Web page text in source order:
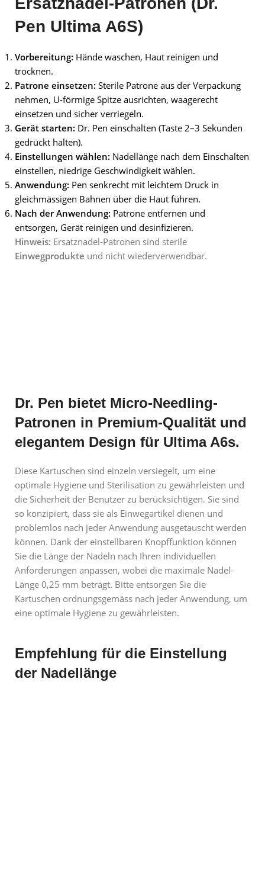
Pen Ultima A6S)
Vorbereitung: Hände waschen, Haut reinigen und
trocknen.
Patrone einsetzen: Sterile Patrone aus der Verpackung
nehmen, U-förmige Spitze ausrichten, waagerecht
einsetzen und sicher verriegeln.
Gerät starten: Dr. Pen einschalten (Taste 2–3 Sekunden
gedrückt halten).
Einstellungen wählen: Nadellänge nach dem Einschalten
einstellen, niedrige Geschwindigkeit wählen.
Anwendung: Pen senkrecht mit leichtem Druck in
gleichmässigen Bahnen über die Haut führen.
Nach der Anwendung: Patrone entfernen und
entsorgen, Gerät reinigen und desinfizieren.
Hinweis: Ersatznadel-Patronen sind sterile
Einwegprodukte und nicht wiederverwendbar.
Dr. Pen bietet Micro-Needling-
Patronen in Premium-Qualität und
elegantem Design für Ultima A6s.
Diese Kartuschen sind einzeln versiegelt, um eine
optimale Hygiene und Sterilisation zu gewährleisten und
die Sicherheit der Benutzer zu berücksichtigen. Sie sind
so konzipiert, dass sie als Einwegartikel dienen und
problemlos nach jeder Anwendung ausgetauscht werden
können. Dank der einstellbaren Knopffunktion können
Sie die Länge der Nadeln nach Ihren individuellen
Anforderungen anpassen, wobei die maximale Nadel-
Länge 0,25 mm beträgt. Bitte entsorgen Sie die
Kartuschen ordnungsgemäss nach jeder Anwendung, um
eine optimale Hygiene zu gewährleisten.
Empfehlung für die Einstellung
der Nadellänge